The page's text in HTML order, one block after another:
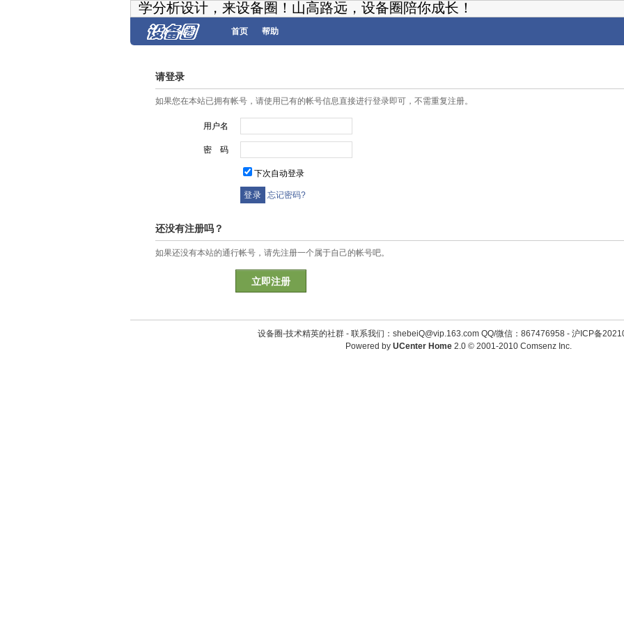
学分析设计，来设备圈！山高路远，设备圈陪你成长！
首页 帮助
请登录
如果您在本站已拥有帐号，请使用已有的帐号信息直接进行登录即可，不需重复注册。
用户名
密 码
下次自动登录
忘记密码?
还没有注册吗？
如果还没有本站的通行帐号，请先注册一个属于自己的帐号吧。
立即注册
设备圈-技术精英的社群 - 联系我们：shebeiQ@vip.163.com QQ/微信：867476958- 沪ICP备
Powered by UCenter Home 2.0© 2001-2010 Comsenz Inc.